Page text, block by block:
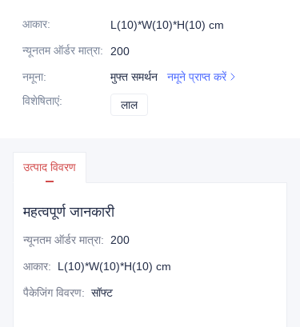
आकार:
L(10)*W(10)*H(10) cm
न्यूनतम ऑर्डर मात्रा:
200
नमूना: मुफ्त समर्थन
नमूने प्राप्त करें
विशेषिताएं: लाल
उत्पाद विवरण
महत्वपूर्ण जानकारी
न्यूनतम ऑर्डर मात्रा: 200
आकार: L(10)*W(10)*H(10) cm
पैकेजिंग विवरण: सॉफ्ट